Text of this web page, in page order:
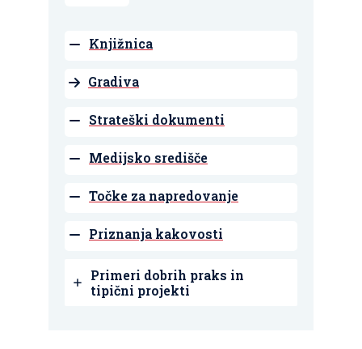
Knjižnica
Gradiva
Strateški dokumenti
Medijsko središče
Točke za napredovanje
Priznanja kakovosti
Primeri dobrih praks in
tipični projekti